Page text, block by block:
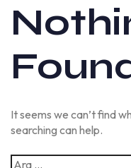
It seems we can’t find
searching can help.